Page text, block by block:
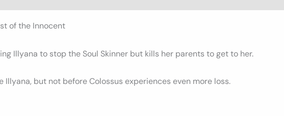
of the Innocent
Illyana to stop the Soul Skinner but kills her parents to get to her.
Illyana, but not before Colossus experiences even more loss.